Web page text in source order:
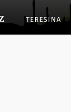
TERESINA